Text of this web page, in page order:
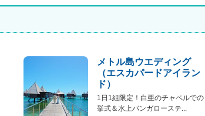
メトル島ウエディング
（エスカパードアイラン
ド）
1日1組限定！白亜のチャペルでの
挙式＆水上バンガローステ...